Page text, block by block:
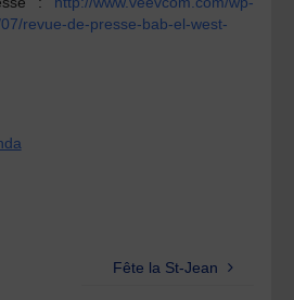
revue-de-presse-bab-el-west-
Fête la St-Jean